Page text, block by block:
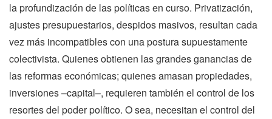
la profundización de las políticas en curso. Privatización,
ajustes presupuestarios, despidos masivos, resultan cada
vez más incompatibles con una postura supuestamente
colectivista. Quienes obtienen las grandes ganancias de
las reformas económicas; quienes amasan propiedades,
inversiones –capital–, requieren también el control de los
resortes del poder político. O sea, necesitan el control del